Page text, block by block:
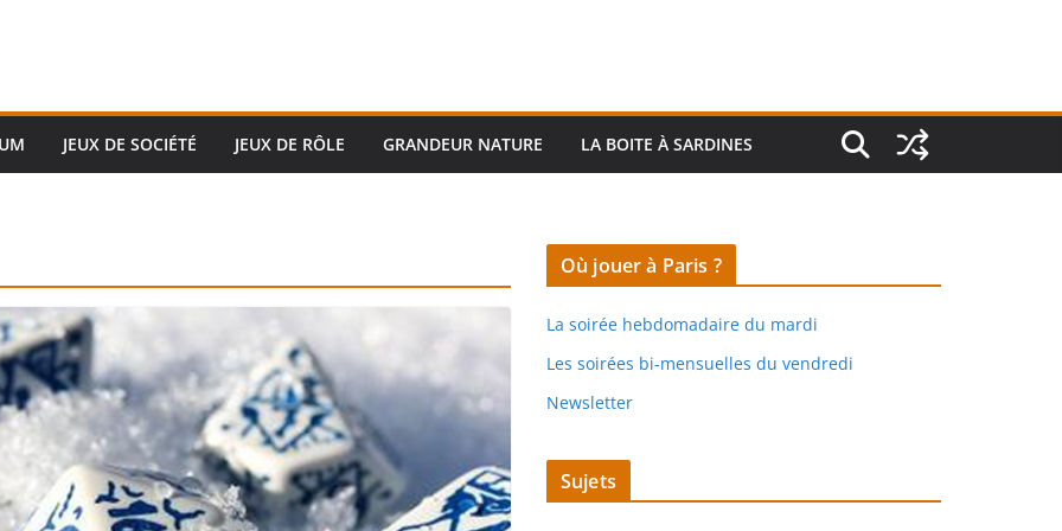
JEUX DE SOCIÉTÉ JEUX DE RÔLE GRANDEUR NATURE LA BOITE À SARDINES
Où jouer à Paris ?
La soirée hebdomadaire du mardi
Les soirées bi-mensuelles du vendredi
Newsletter
Sujets